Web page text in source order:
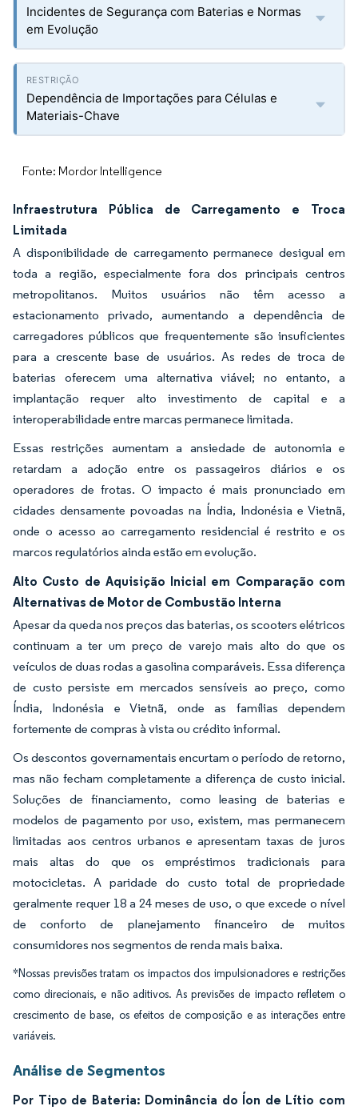
Incidentes de Segurança com Baterias e Normas
em Evolução
Dependência de Importações para Células e
Materiais-Chave
Fonte: Mordor Intelligence
Infraestrutura Pública de Carregamento e Troca
Limitada
A disponibilidade de carregamento permanece desigual em
toda a região, especialmente fora dos principais centros
metropolitanos. Muitos usuários não têm acesso a
estacionamento privado, aumentando a dependência de
carregadores públicos que frequentemente são insuficientes
para a crescente base de usuários. As redes de troca de
baterias oferecem uma alternativa viável; no entanto, a
implantação requer alto investimento de capital e a
interoperabilidade entre marcas permanece limitada.
Essas restrições aumentam a ansiedade de autonomia e
retardam a adoção entre os passageiros diários e os
operadores de frotas. O impacto é mais pronunciado em
cidades densamente povoadas na Índia, Indonésia e Vietnã,
onde o acesso ao carregamento residencial é restrito e os
marcos regulatórios ainda estão em evolução.
Alto Custo de Aquisição Inicial em Comparação com
Alternativas de Motor de Combustão Interna
Apesar da queda nos preços das baterias, os scooters elétricos
continuam a ter um preço de varejo mais alto do que os
veículos de duas rodas a gasolina comparáveis. Essa diferença
de custo persiste em mercados sensíveis ao preço, como
Índia, Indonésia e Vietnã, onde as famílias dependem
fortemente de compras à vista ou crédito informal.
Os descontos governamentais encurtam o período de retorno,
mas não fecham completamente a diferença de custo inicial.
Soluções de financiamento, como leasing de baterias e
modelos de pagamento por uso, existem, mas permanecem
limitadas aos centros urbanos e apresentam taxas de juros
mais altas do que os empréstimos tradicionais para
motocicletas. A paridade do custo total de propriedade
geralmente requer 18 a 24 meses de uso, o que excede o nível
de conforto de planejamento financeiro de muitos
consumidores nos segmentos de renda mais baixa.
*Nossas previsões tratam os impactos dos impulsionadores e restrições
como direcionais, e não aditivos. As previsões de impacto refletem o
crescimento de base, os efeitos de composição e as interações entre
variáveis.
Análise de Segmentos
Por Tipo de Bateria: Dominância do Íon de Lítio com